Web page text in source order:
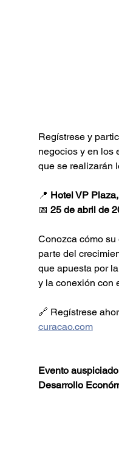
Regístrese y
negocios y en los
que se realizarán
📍 Hotel VP
📅 25 de abril de
Conozca cómo
parte del
que apuesta por
y la conexión con
🔗 Regístrese
curacao.com
Evento
Desarrollo